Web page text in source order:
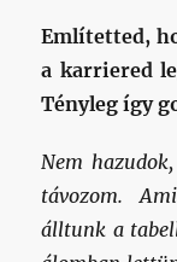
Említetted,
a karriered
Tényleg így
Nem
távozom.
álltunk a